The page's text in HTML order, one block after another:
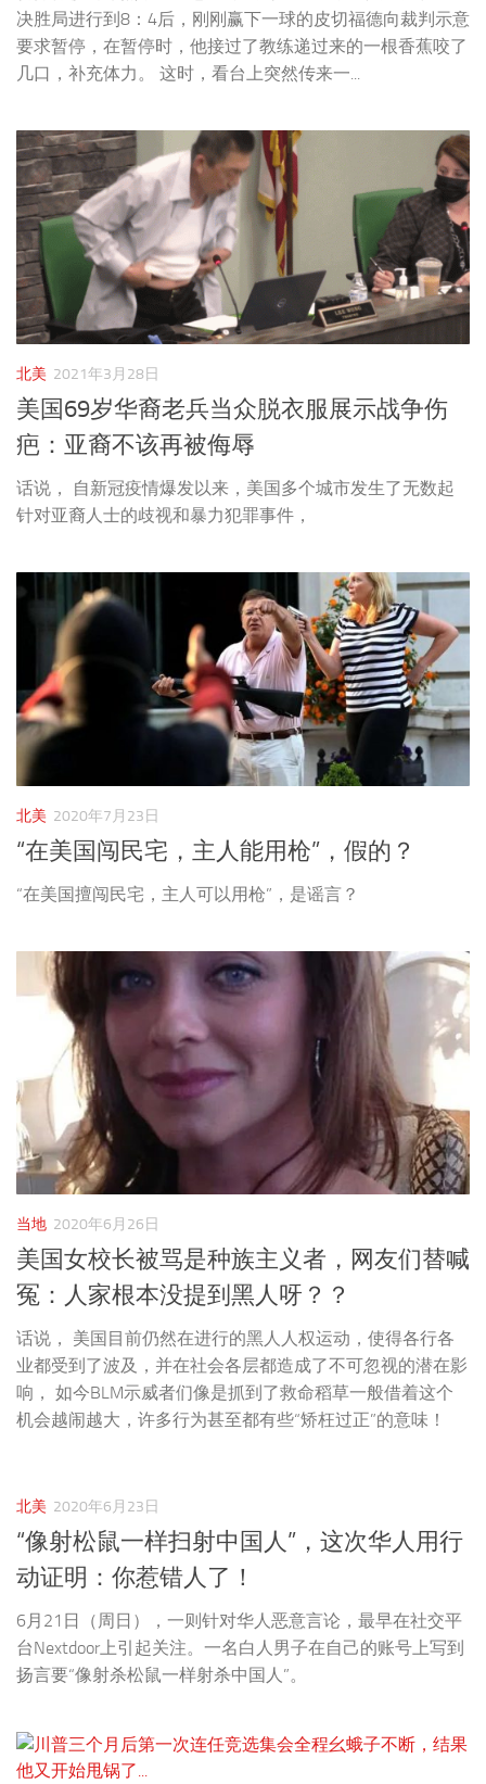
决胜局进行到8：4后，刚刚赢下一球的皮切福德向裁判示意
要求暂停，在暂停时，他接过了教练递过来的一根香蕉咬了
几口，补充体力。 这时，看台上突然传来一...
北美 2021年3月28日
美国69岁华裔老兵当众脱衣服展示战争伤
疤：亚裔不该再被侮辱
话说， 自新冠疫情爆发以来，美国多个城市发生了无数起
针对亚裔人士的歧视和暴力犯罪事件，
北美 2020年7月23日
“在美国闯民宅，主人能用枪”，假的？
“在美国擅闯民宅，主人可以用枪”，是谣言？
当地 2020年6月26日
美国女校长被骂是种族主义者，网友们替喊
冤：人家根本没提到黑人呀？？
话说， 美国目前仍然在进行的黑人人权运动，使得各行各
业都受到了波及，并在社会各层都造成了不可忽视的潜在影
响， 如今BLM示威者们像是抓到了救命稻草一般借着这个
机会越闹越大，许多行为甚至都有些“矫枉过正”的意味！
北美 2020年6月23日
“像射松鼠一样扫射中国人”，这次华人用行
动证明：你惹错人了！
6月21日（周日），一则针对华人恶意言论，最早在社交平
台Nextdoor上引起关注。一名白人男子在自己的账号上写到
扬言要“像射杀松鼠一样射杀中国人”。